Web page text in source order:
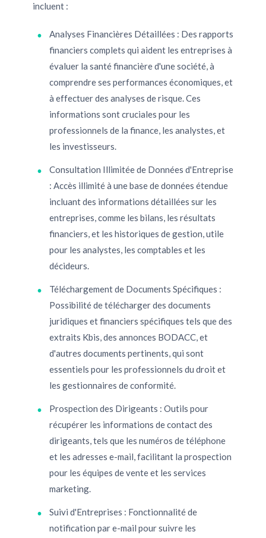
incluent :
Analyses Financières Détaillées : Des rapports
financiers complets qui aident les entreprises à
évaluer la santé financière d'une société, à
comprendre ses performances économiques, et
à effectuer des analyses de risque. Ces
informations sont cruciales pour les
professionnels de la finance, les analystes, et
les investisseurs.
Consultation Illimitée de Données d'Entreprise
: Accès illimité à une base de données étendue
incluant des informations détaillées sur les
entreprises, comme les bilans, les résultats
financiers, et les historiques de gestion, utile
pour les analystes, les comptables et les
décideurs.
Téléchargement de Documents Spécifiques :
Possibilité de télécharger des documents
juridiques et financiers spécifiques tels que des
extraits Kbis, des annonces BODACC, et
d'autres documents pertinents, qui sont
essentiels pour les professionnels du droit et
les gestionnaires de conformité.
Prospection des Dirigeants : Outils pour
récupérer les informations de contact des
dirigeants, tels que les numéros de téléphone
et les adresses e-mail, facilitant la prospection
pour les équipes de vente et les services
marketing.
Suivi d'Entreprises : Fonctionnalité de
notification par e-mail pour suivre les